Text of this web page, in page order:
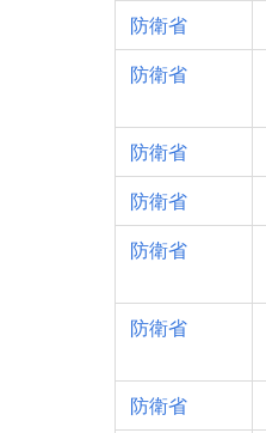
防衛省
防衛省
防衛省
防衛省
防衛省
防衛省
防衛省